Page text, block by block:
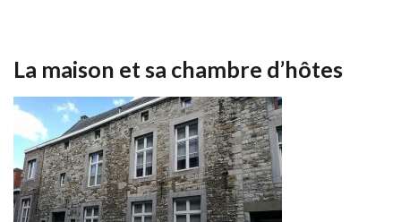
La maison et sa chambre d’hôtes